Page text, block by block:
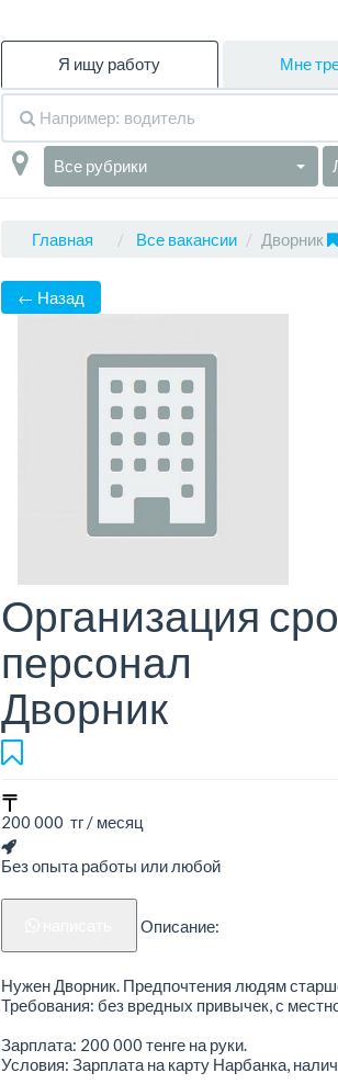
Я ищу работу Мне
Все рубрики
Главная Все вакансии Дворник
← Назад
Организация
персонал
Дворник
200 000 тг / месяц
Без опыта работы или любой
Описание:
Нужен Дворник. Предпочтения людям
Требования: без вредных привычек, с
Зарплата: 200 000 тенге на руки.
Условия: Зарплата на карту Нарбанка,